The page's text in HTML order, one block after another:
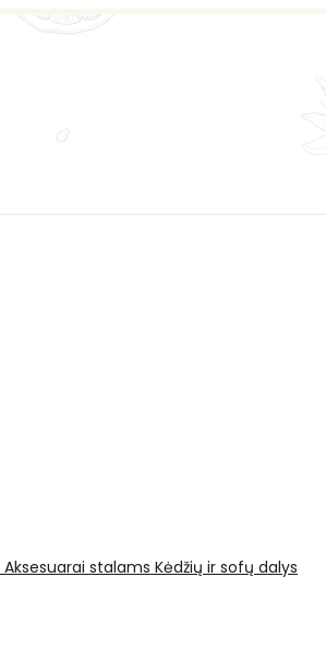
Aksesuarai stalams Kėdžių ir sofų dalys